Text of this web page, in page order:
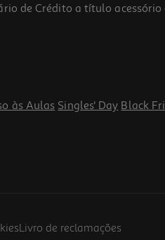
de Crédito a título
às Aulas Singles' Day Black
Livro de reclamações